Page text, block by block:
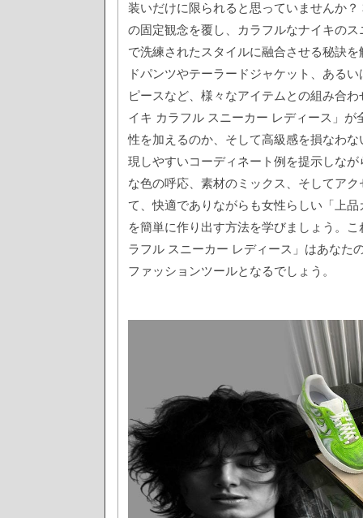
装いだけに限られると思っていませんか
の固定観念を覆し、カラフルなナイキの
で洗練されたスタイルに融合させる秘訣
ドパンツやテーラードジャケット、ある
ピースなど、様々なアイテムとの組み合
イキ カラフル スニーカー レディース」が
性を加えるのか、そして高級感を損なわ
現しやすいコーディネート例を提示しな
な色の呼応、素材のミックス、そしてア
て、快適でありながらも女性らしい「上
を簡単に作り出す方法を学びましょう。
ラフル スニーカー レディース」はあなた
ファッションツールとなるでしょう。